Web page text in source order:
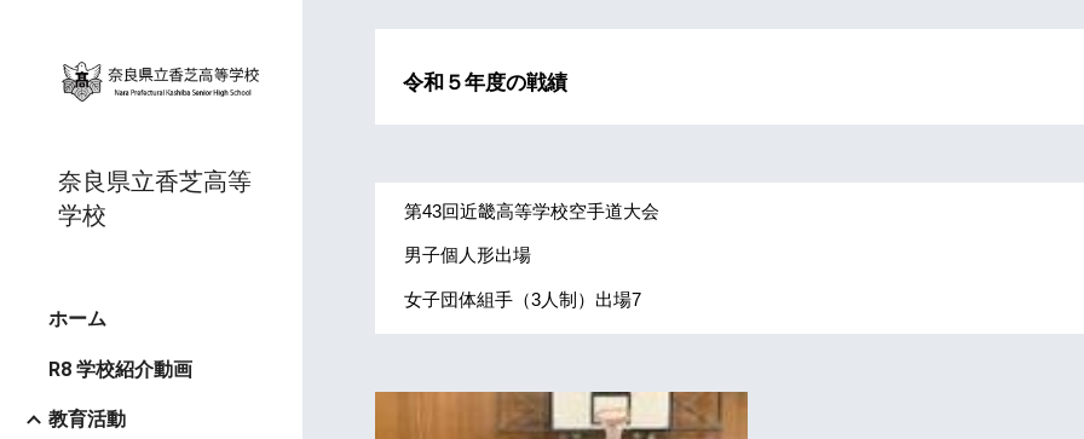
奈良県立香芝高等
学校
ホーム
R8 学校紹介動画
教育活動
令和５年度の戦績
第43回近畿高等学校空手道大会
男子個人形出場
女子団体組手（3人制）出場7